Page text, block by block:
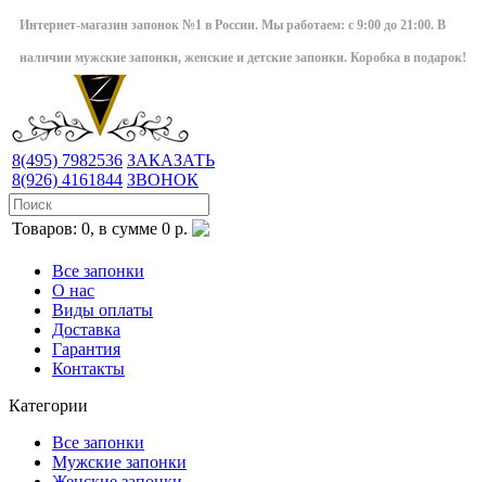
Интернет-магазин запонок №1 в России. Мы работаем: с 9:00 до 21:00. В
наличии мужские запонки, женские и детские запонки. Коробка в подарок!
8(495) 7982536
8(926) 4161844
ЗАКАЗАТЬ
ЗВОНОК
Товаров: 0, в сумме 0 р.
Все запонки
О нас
Виды оплаты
Доставка
Гарантия
Контакты
Категории
Все запонки
Мужские запонки